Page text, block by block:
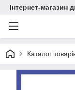
Інтернет-магазин
Каталог